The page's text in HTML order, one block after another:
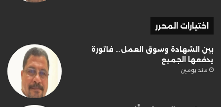
اختيارات المحرر
بين الشهادة وسوق العمل… فاتورة
يدفعها الجميع
منذ يومين